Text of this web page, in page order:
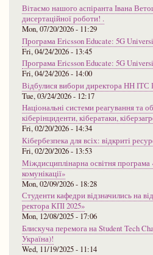
Вітаємо нашого аспіранта Івана
дисертаційної роботи! .
Mon, 07/20/2026 - 11:29
Програма Ericsson Educate: 5G
Fri, 04/24/2026 - 13:45
Програма Ericsson Educate: 5G
Fri, 04/24/2026 - 14:00
Відбулися вибори директора НН ІТС
Tue, 03/24/2026 - 12:17
Національні системи реагування та
кіберінциденти, кібератаки,
Fri, 02/20/2026 - 14:34
Кібербезпека для всіх: відкриті
Fri, 02/20/2026 - 13:53
Міждисциплінарна освітня програма
комунікації»
Mon, 02/09/2026 - 18:28
Студенти кафедри відзначились на
ректора КПІ 2025»
Mon, 12/08/2025 - 17:06
Блискуча перемога на Student Tech
Україна)!
Wed, 11/19/2025 - 11:14